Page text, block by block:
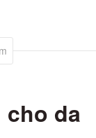
cho da